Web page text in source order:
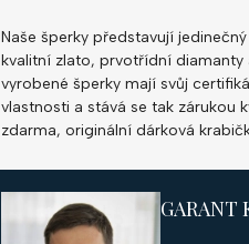
Naše šperky představují
kvalitní zlato, prvotřídní diamanty
vyrobené šperky mají svůj
vlastnosti a stává se tak zárukou
zdarma, originální dárková
GARANT